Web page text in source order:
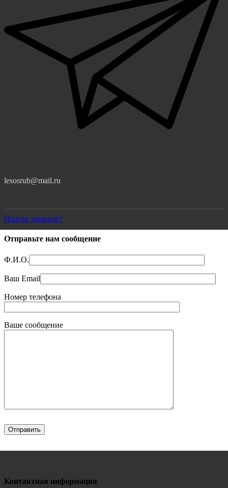
lesosrub@mail.ru
Нашли дешевле?
Отправьте нам сообщение
Ф.И.О.
Ваш Email
Номер телефона
Ваше сообщение
Контактная информация